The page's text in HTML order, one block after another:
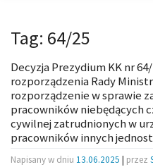
Tag: 64/25
Decyzja Prezydium KK nr
rozporządzenia Rady
rozporządzenie w sprawie
pracowników niebędących
cywilnej zatrudnionych w
pracowników innych
Napisany w dniu 13.06.2025 | przez